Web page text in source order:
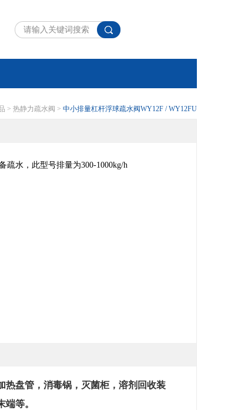
> 热静力疏水阀 > 中小排量杠杆浮球疏水阀WY12F / WY12FU
疏水，此型号排量为300-1000kg/h
热盘管，消毒锅，灭菌柜，溶剂回收装
等。